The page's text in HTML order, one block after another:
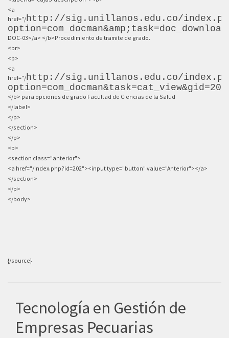
<a
href="/http://sig.unillanos.edu.co/
DOC-03</a> </b>Procedimiento de tramite de grado.
<br>
<b>
<a
href="/http://sig.unillanos.edu.co/
</b> para opciones de grado Facultad de Ciencias de la Salud
</label>
</p>
</section>
</p>
<p>
<section class="anterior">
<a href="/index.php?id=202"><input type="button" value="Anterior"></a>
</section>
</p>
</body>
{/source}
Tecnología en Gestión de
Empresas Pecuarias